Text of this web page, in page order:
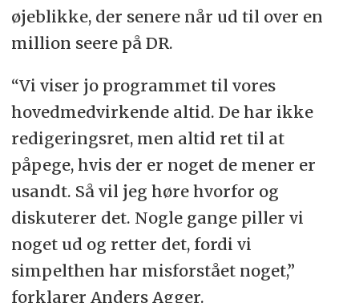
øjeblikke, der senere når ud til over en
million seere på DR.
“Vi viser jo programmet til vores
hovedmedvirkende altid. De har ikke
redigeringsret, men altid ret til at
påpege, hvis der er noget de mener er
usandt. Så vil jeg høre hvorfor og
diskuterer det. Nogle gange piller vi
noget ud og retter det, fordi vi
simpelthen har misforstået noget,”
forklarer Anders Agger.